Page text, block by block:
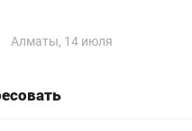
Алматы, 14 июля